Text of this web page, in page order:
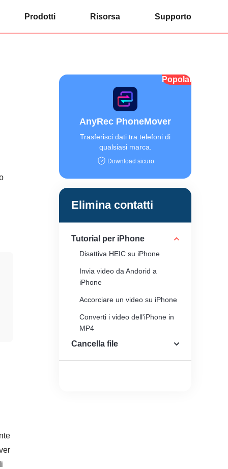
Prodotti Risorsa Supporto
Popolare
AnyRec PhoneMover
Trasferisci dati tra telefoni di
qualsiasi marca.
Download sicuro
Elimina contatti
Tutorial per iPhone
Disattiva HEIC su iPhone
Invia video da Andorid a
iPhone
Accorciare un video su iPhone
Converti i video dell'iPhone in
MP4
Creatore di suonerie per
Cancella file